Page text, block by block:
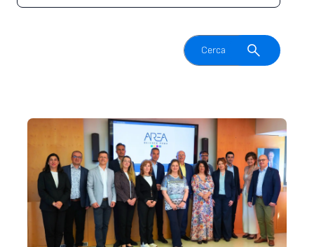
Attiva il campo di ricerca